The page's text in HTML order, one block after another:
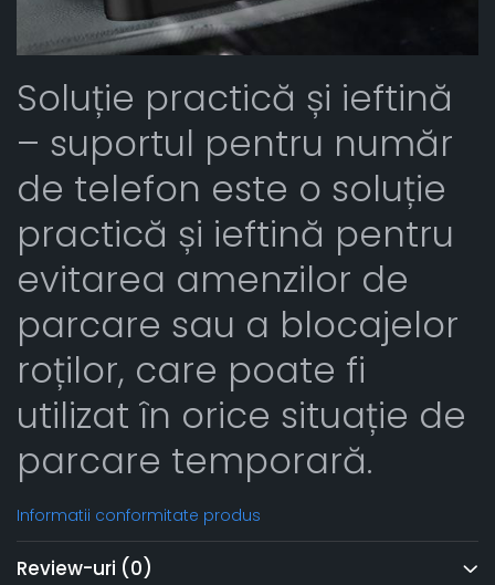
Soluție practică și ieftină
– suportul pentru număr
de telefon este o soluție
practică și ieftină pentru
evitarea amenzilor de
parcare sau a blocajelor
roților, care poate fi
utilizat în orice situație de
parcare temporară.
Informatii conformitate produs
Review-uri (0)